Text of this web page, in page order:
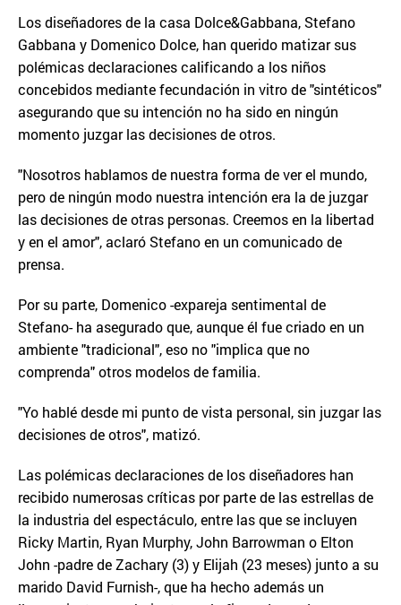
Los diseñadores de la casa Dolce&Gabbana, Stefano
Gabbana y Domenico Dolce, han querido matizar sus
polémicas declaraciones calificando a los niños
concebidos mediante fecundación in vitro de "sintéticos"
asegurando que su intención no ha sido en ningún
momento juzgar las decisiones de otros.
"Nosotros hablamos de nuestra forma de ver el mundo,
pero de ningún modo nuestra intención era la de juzgar
las decisiones de otras personas. Creemos en la libertad
y en el amor", aclaró Stefano en un comunicado de
prensa.
Por su parte, Domenico -expareja sentimental de
Stefano- ha asegurado que, aunque él fue criado en un
ambiente "tradicional", eso no "implica que no
comprenda" otros modelos de familia.
"Yo hablé desde mi punto de vista personal, sin juzgar las
decisiones de otros", matizó.
Las polémicas declaraciones de los diseñadores han
recibido numerosas críticas por parte de las estrellas de
la industria del espectáculo, entre las que se incluyen
Ricky Martin, Ryan Murphy, John Barrowman o Elton
John -padre de Zachary (3) y Elijah (23 meses) junto a su
marido David Furnish-, que ha hecho además un